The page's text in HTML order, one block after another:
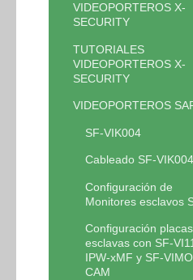
VIDEOPORTEROS X-
SECURITY
TUTORIALES
VIDEOPORTEROS X-
SECURITY
VIDEOPORTEROS
SF-VIK004
Cableado SF-VIK004
Configuración de
Monitores esclavos
Configuración placas
esclavas con SF-
IPW-xMF y SF-
CAM